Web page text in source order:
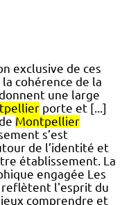
exclusive de ces
cohérence de la
une large
porte et [...]
Montpellier
s’est
de l’identité et
établissement. La
engagée Les
reflètent l'esprit du
comprendre et